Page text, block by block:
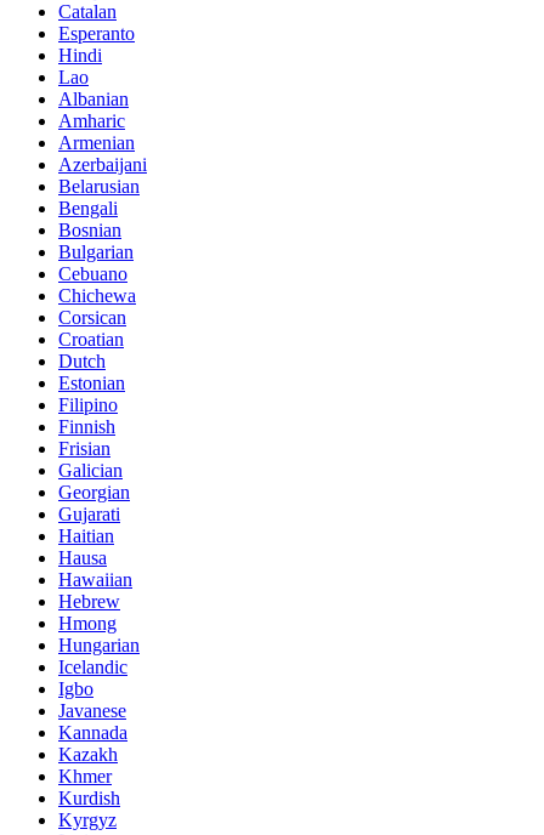
Catalan
Esperanto
Hindi
Lao
Albanian
Amharic
Armenian
Azerbaijani
Belarusian
Bengali
Bosnian
Bulgarian
Cebuano
Chichewa
Corsican
Croatian
Dutch
Estonian
Filipino
Finnish
Frisian
Galician
Georgian
Gujarati
Haitian
Hausa
Hawaiian
Hebrew
Hmong
Hungarian
Icelandic
Igbo
Javanese
Kannada
Kazakh
Khmer
Kurdish
Kyrgyz